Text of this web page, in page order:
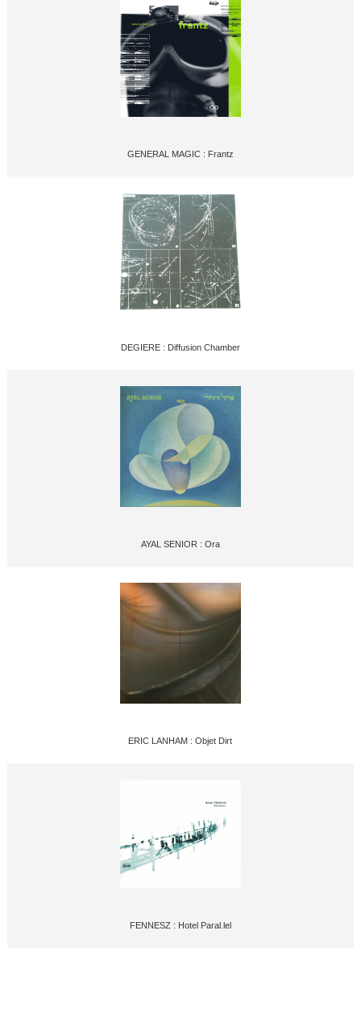
GENERAL MAGIC : Frantz
DEGIERE : Diffusion Chamber
AYAL SENIOR : Ora
ERIC LANHAM : Objet Dirt
FENNESZ : Hotel Paral.lel